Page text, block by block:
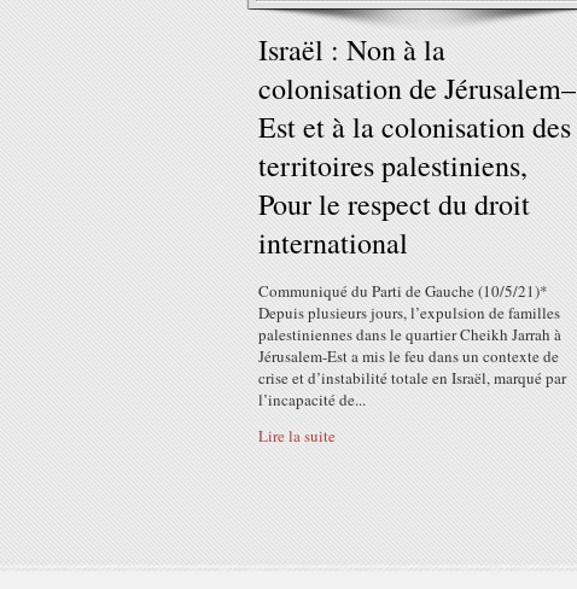
Israël : Non à la
colonisation de Jérusalem–
Est et à la colonisation des
territoires palestiniens,
Pour le respect du droit
international
Communiqué du Parti de Gauche (10/5/21)*
Depuis plusieurs jours, l’expulsion de familles
palestiniennes dans le quartier Cheikh Jarrah à
Jérusalem-Est a mis le feu dans un contexte de
crise et d’instabilité totale en Israël, marqué par
l’incapacité de...
Lire la suite